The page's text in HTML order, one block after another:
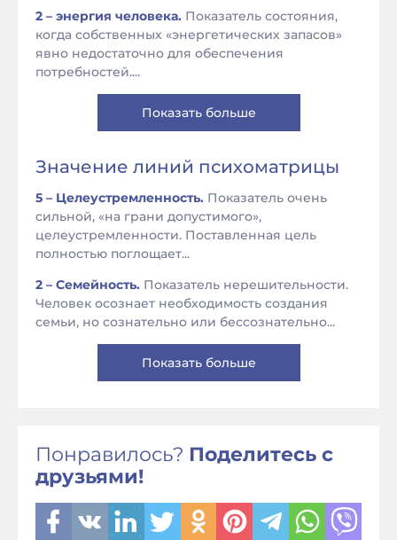
2 – энергия человека. Показатель состояния,
когда собственных «энергетических запасов»
явно недостаточно для обеспечения
потребностей....
Показать больше
Значение линий психоматрицы
5 – Целеустремленность. Показатель очень
сильной, «на грани допустимого»,
целеустремленности. Поставленная цель
полностью поглощает...
2 – Семейность. Показатель нерешительности.
Человек осознает необходимость создания
семьи, но сознательно или бессознательно...
Показать больше
Понравилось? Поделитесь с
друзьями!